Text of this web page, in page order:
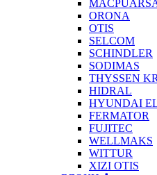
ORONA
OTIS
SELCOM
SCHINDLER
SODIMAS
THYSSEN
HIDRAL
HYUNDAI
FERMATOR
FUJITEC
WELLMAKS
WITTUR
XIZI OTIS